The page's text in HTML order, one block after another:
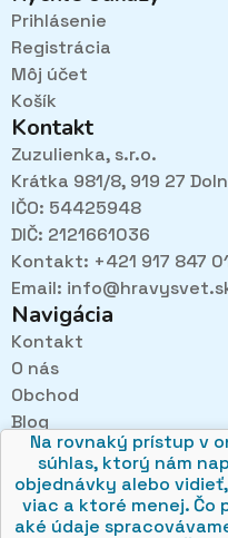
Pri návštevách
načúvame malým aj
v obchode páči najviac
Na rovnaký prístup v
súhlas, ktorý nám
objednávky alebo
viac a ktoré menej. Čo
aké údaje
Prihlásenie
Registrácia
Môj účet
Košík
Kontakt
Zuzulienka, s.r.o.
Krátka 981/8, 919 27
IČO: 54425948
DIČ: 2121661036
Kontakt: +421 917 847
Email:
Navigácia
Kontakt
O nás
Obchod
Blog
Obchodné podmienky
Ochrana osobných